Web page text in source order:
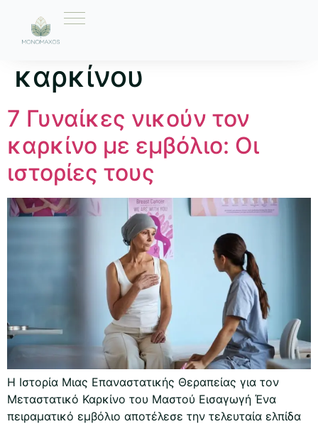
Ετικέτα:
καρκίνου
7 Γυναίκες νικούν τον
καρκίνο με εμβόλιο: Οι
ιστορίες τους
Η Ιστορία Μιας Επαναστατικής Θεραπείας για τον
Μεταστατικό Καρκίνο του Μαστού Εισαγωγή Ένα
πειραματικό εμβόλιο αποτέλεσε την τελευταία ελπίδα